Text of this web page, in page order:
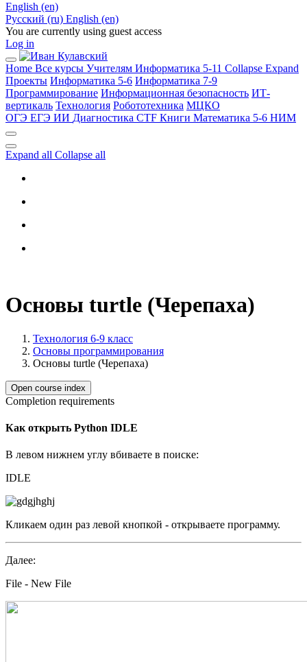
English ‎(en)‎
Русский ‎(ru)‎ English ‎(en)‎
You are currently using guest access
Log in
Home Все курсы Учителям Информатика 5-11 Collapse Expand
Проекты Информатика 5-6 Информатика 7-9
Программирование Информационная безопасность ИТ-
вертикаль Технология Робототехника МЦКО
ОГЭ ЕГЭ ИИ Диагностика CTF Книги Математика 5-6 НИМ
Expand all Collapse all
Основы turtle (Черепаха)
Технология 6-9 класс
Основы программирования
Основы turtle (Черепаха)
Open course index
Completion requirements
Как открыть Python IDLE
В левом нижнем углу вбиваете в поиске:
IDLE
Кликаем один раз левой кнопкой - открываете программу.
Далее:
File - New File